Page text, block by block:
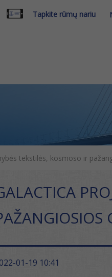
Tapkite rūmų nariu
tekstilės, kosmoso ir
01-19 10:41